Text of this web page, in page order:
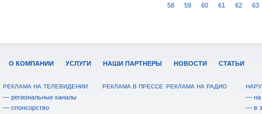
58 59 60 61 62 63
О КОМПАНИИ УСЛУГИ НАШИ ПАРТНЕРЫ НОВОСТИ СТАТЬИ
РЕКЛАМА НА ТЕЛЕВИДЕНИИ
— региональные каналы
— спонсорство
РЕКЛАМА В ПРЕССЕ РЕКЛАМА НА РАДИО
— на
— в